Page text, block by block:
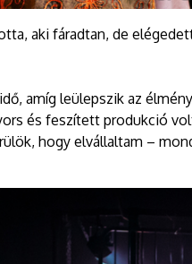
aki fáradtan, de
amíg leülepszik az
és feszített produkció
hogy elvállaltam –